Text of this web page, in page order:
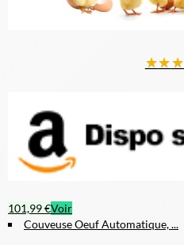
★★★
101,99 €Voir
Couveuse Oeuf Automatique, ...